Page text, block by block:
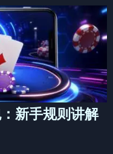
新手规则讲解